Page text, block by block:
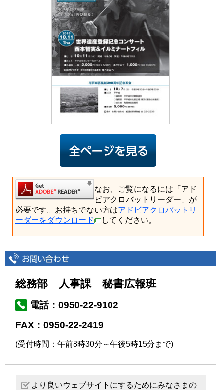
なお、ご覧になるには「アド
ビアクロバットリーダー」が
必要です。お持ちでない方はアドビアクロバットリ
ーダーをダウンロード
してください。
総務部 人事課 秘書広報班
電話：0950-22-9102
FAX：0950-22-2419
(受付時間：午前8時30分～午後5時15分まで)
より良いウェブサイトにするためにみなさまの